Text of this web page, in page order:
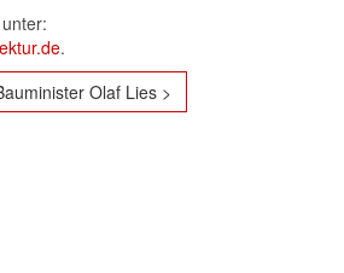
.
Olaf Lies >